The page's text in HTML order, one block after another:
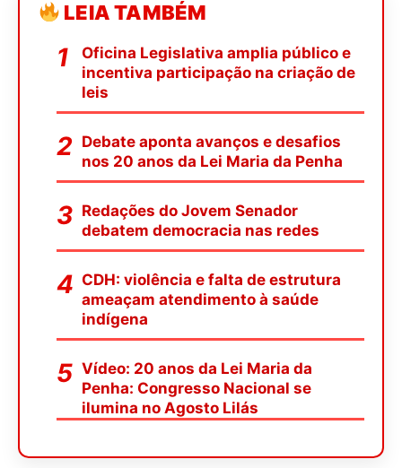
LEIA TAMBÉM
Oficina Legislativa amplia público e
incentiva participação na criação de
leis
Debate aponta avanços e desafios
nos 20 anos da Lei Maria da Penha
Redações do Jovem Senador
debatem democracia nas redes
CDH: violência e falta de estrutura
ameaçam atendimento à saúde
indígena
Vídeo: 20 anos da Lei Maria da
Penha: Congresso Nacional se
ilumina no Agosto Lilás